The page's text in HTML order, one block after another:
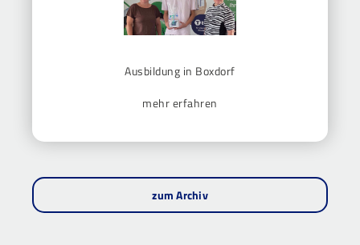
Ausbildung in Boxdorf
mehr erfahren
zum Archiv